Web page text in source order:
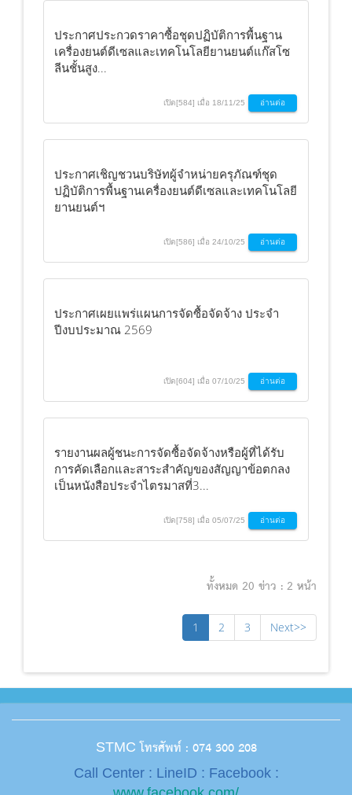
ประกาศประกวดราคาซื้อชุดปฏิบัติการพื้นฐาน
เครื่องยนต์ดีเซลและเทคโนโลยียานยนต์แก๊สโซ
ลีนชั้นสูง...
เปิด[584] เมื่อ 18/11/25 อ่านต่อ
ประกาศเชิญชวนบริษัทผู้จำหน่ายครุภัณฑ์ชุด
ปฏิบัติการพื้นฐานเครื่องยนต์ดีเซลและเทคโนโลยี
ยานยนต์ฯ
เปิด[586] เมื่อ 24/10/25 อ่านต่อ
ประกาศเผยแพร่แผนการจัดซื้อจัดจ้าง ประจำ
ปีงบประมาณ 2569
เปิด[604] เมื่อ 07/10/25 อ่านต่อ
รายงานผลผู้ชนะการจัดซื้อจัดจ้างหรือผู้ที่ได้รับ
การคัดเลือกและสาระสำคัญของสัญญาข้อตกลง
เป็นหนังสือประจำไตรมาสที่3...
เปิด[758] เมื่อ 05/07/25 อ่านต่อ
ทั้งหมด 20 ข่าว : 2 หน้า
1 2 3 Next>>
STMCโทรศัพท์ : 074 300 208
Call Center : LineID : Facebook :